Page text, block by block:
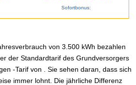
Sofortbonus:
von 3.500 kWh bezahlen
der Standardtarif des Grundversorgers
-Tarif von . Sie sehen daran, dass sich
immer lohnt. Die jährliche Differenz